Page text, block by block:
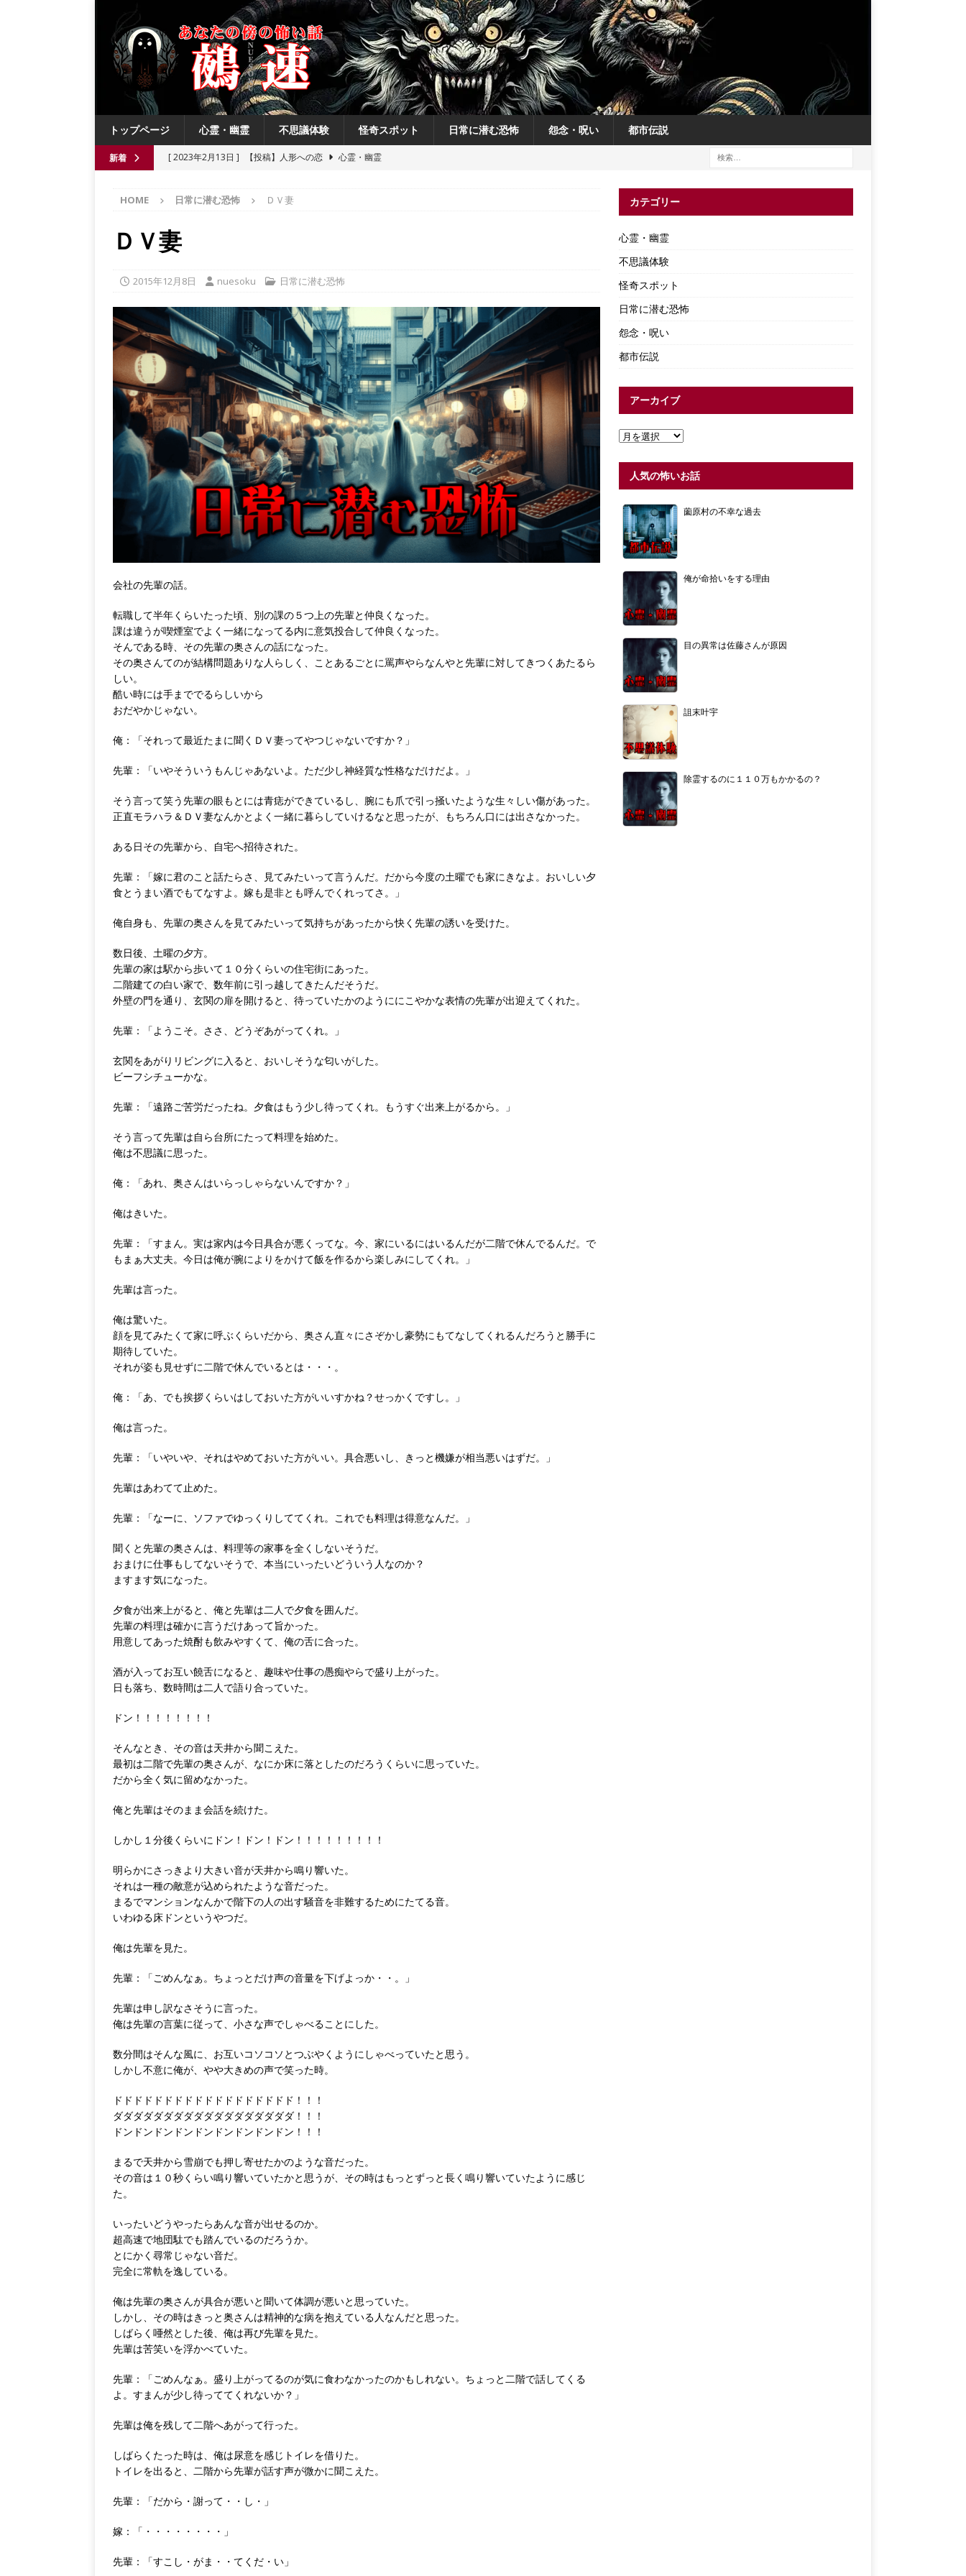
トップページ 心霊・幽霊 不思議体験 怪奇スポット 日常に潜む恐怖 怨念・呪い 都市伝説
新着 [ 2023年2月13日 ] 【投稿】人形への恋
心霊・幽霊
[ 2021年6月13日 ]
チチケゥ
[ 2021年6月13日 ]
[ 2023年4月4日 ]
HOME 日常に潜む恐怖 ＤＶ妻
ＤＶ妻
2015年12月8日 nuesoku 日常に潜む恐怖
会社の先輩の話。
転職して半年くらいたった頃、別の課の５つ上の先輩と仲良くなった。
課は違うが喫煙室でよく一緒になってる内に意気投合して仲良くなった。
そんである時、その先輩の奥さんの話になった。
その奥さんてのが結構問題ありな人らしく、ことあるごとに罵声やらなんやと先輩に対してきつくあたるら
しい。
酷い時には手まででるらしいから
おだやかじゃない。
俺：「それって最近たまに聞くＤＶ妻ってやつじゃないですか？」
先輩：「いやそういうもんじゃあないよ。ただ少し神経質な性格なだけだよ。」
そう言って笑う先輩の眼もとには青痣ができているし、腕にも爪で引っ掻いたような生々しい傷があった。
正直モラハラ＆ＤＶ妻なんかとよく一緒に暮らしていけるなと思ったが、もちろん口には出さなかった。
ある日その先輩から、自宅へ招待された。
先輩：「嫁に君のこと話たらさ、見てみたいって言うんだ。だから今度の土曜でも家にきなよ。おいしい夕
食とうまい酒でもてなすよ。嫁も是非とも呼んでくれってさ。」
俺自身も、先輩の奥さんを見てみたいって気持ちがあったから快く先輩の誘いを受けた。
数日後、土曜の夕方。
先輩の家は駅から歩いて１０分くらいの住宅街にあった。
二階建ての白い家で、数年前に引っ越してきたんだそうだ。
外壁の門を通り、玄関の扉を開けると、待っていたかのようににこやかな表情の先輩が出迎えてくれた。
先輩：「ようこそ。ささ、どうぞあがってくれ。」
玄関をあがりリビングに入ると、おいしそうな匂いがした。
ビーフシチューかな。
先輩：「遠路ご苦労だったね。夕食はもう少し待ってくれ。もうすぐ出来上がるから。」
そう言って先輩は自ら台所にたって料理を始めた。
俺は不思議に思った。
俺：「あれ、奥さんはいらっしゃらないんですか？」
俺はきいた。
先輩：「すまん。実は家内は今日具合が悪くってな。今、家にいるにはいるんだが二階で休んでるんだ。で
もまぁ大丈夫。今日は俺が腕によりをかけて飯を作るから楽しみにしてくれ。」
先輩は言った。
俺は驚いた。
顔を見てみたくて家に呼ぶくらいだから、奥さん直々にさぞかし豪勢にもてなしてくれるんだろうと勝手に
期待していた。
それが姿も見せずに二階で休んでいるとは・・・。
俺：「あ、でも挨拶くらいはしておいた方がいいすかね？せっかくですし。」
俺は言った。
先輩：「いやいや、それはやめておいた方がいい。具合悪いし、きっと機嫌が相当悪いはずだ。」
先輩はあわてて止めた。
先輩：「なーに、ソファでゆっくりしててくれ。これでも料理は得意なんだ。」
聞くと先輩の奥さんは、料理等の家事を全くしないそうだ。
おまけに仕事もしてないそうで、本当にいったいどういう人なのか？
ますます気になった。
夕食が出来上がると、俺と先輩は二人で夕食を囲んだ。
先輩の料理は確かに言うだけあって旨かった。
用意してあった焼酎も飲みやすくて、俺の舌に合った。
酒が入ってお互い饒舌になると、趣味や仕事の愚痴やらで盛り上がった。
日も落ち、数時間は二人で語り合っていた。
ドン！！！！！！！！
そんなとき、その音は天井から聞こえた。
最初は二階で先輩の奥さんが、なにか床に落としたのだろうくらいに思っていた。
だから全く気に留めなかった。
俺と先輩はそのまま会話を続けた。
しかし１分後くらいにドン！ドン！ドン！！！！！！！！！
明らかにさっきより大きい音が天井から鳴り響いた。
それは一種の敵意が込められたような音だった。
まるでマンションなんかで階下の人の出す騒音を非難するためにたてる音。
いわゆる床ドンというやつだ。
俺は先輩を見た。
先輩：「ごめんなぁ。ちょっとだけ声の音量を下げよっか・・。」
先輩は申し訳なさそうに言った。
俺は先輩の言葉に従って、小さな声でしゃべることにした。
数分間はそんな風に、お互いコソコソとつぶやくようにしゃべっていたと思う。
しかし不意に俺が、やや大きめの声で笑った時。
ドドドドドドドドドドドドドドドドドド！！！
ダダダダダダダダダダダダダダダダダダ！！！
ドンドンドンドンドンドンドンドンドン！！！
まるで天井から雪崩でも押し寄せたかのような音だった。
その音は１０秒くらい鳴り響いていたかと思うが、その時はもっとずっと長く鳴り響いていたように感じ
た。
いったいどうやったらあんな音が出せるのか。
超高速で地団駄でも踏んでいるのだろうか。
とにかく尋常じゃない音だ。
完全に常軌を逸している。
俺は先輩の奥さんが具合が悪いと聞いて体調が悪いと思っていた。
しかし、その時はきっと奥さんは精神的な病を抱えている人なんだと思った。
しばらく唖然とした後、俺は再び先輩を見た。
先輩は苦笑いを浮かべていた。
先輩：「ごめんなぁ。盛り上がってるのが気に食わなかったのかもしれない。ちょっと二階で話してくる
よ。すまんが少し待っててくれないか？」
先輩は俺を残して二階へあがって行った。
しばらくたった時は、俺は尿意を感じトイレを借りた。
トイレを出ると、二階から先輩が話す声が微かに聞こえた。
先輩：「だから・謝って・・し・」
嫁：「・・・・・・・・」
先輩：「すこし・がま・・てくだ・い」
カテゴリー
心霊・幽霊
不思議体験
怪奇スポット
日常に潜む恐怖
怨念・呪い
都市伝説
アーカイブ
人気の怖いお話
薗原村の不幸な過去
俺が命拾いをする理由
目の異常は佐藤さんが原因
詛末叶宇
除霊するのに１１０万もかかるの？